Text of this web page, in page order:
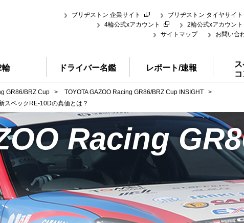
ブリヂストン 企業サイト
ブリヂストン タイヤサイト
4輪公式xアカウント
2輪公式xアカウント
サイトマップ
お問い合
輪 ドライバー名鑑 レポート/速報
GR86/BRZ Cup > TOYOTA GAZOO Racing GR86/BRZ Cup INSIGHT
>
スペックRE-10Dの真価とは？
Racing